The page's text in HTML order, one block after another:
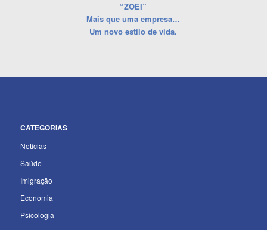
“ZOEI”
Mais que uma empresa…
Um novo estilo de vida.
CATEGORIAS
Notícias
Saúde
Imigração
Economia
Psicologia